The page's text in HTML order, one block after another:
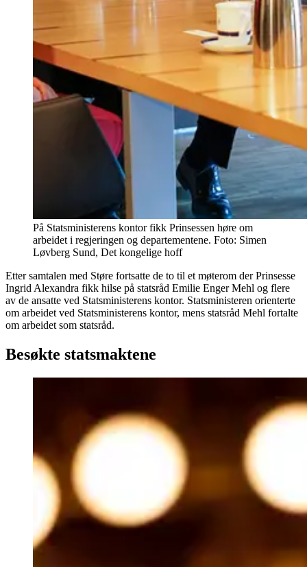
På Statsministerens kontor fikk Prinsessen høre om
arbeidet i regjeringen og departementene. Foto: Simen
Løvberg Sund, Det kongelige hoff
Etter samtalen med Støre fortsatte de to til et møterom der Prinsesse
Ingrid Alexandra fikk hilse på statsråd Emilie Enger Mehl og flere
av de ansatte ved Statsministerens kontor. Statsministeren orienterte
om arbeidet ved Statsministerens kontor, mens statsråd Mehl fortalte
om arbeidet som statsråd.
Besøkte statsmaktene